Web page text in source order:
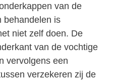
van de
behandelen is
niet zelf doen. De
van de vochtige
vervolgens een
verzekeren zij de